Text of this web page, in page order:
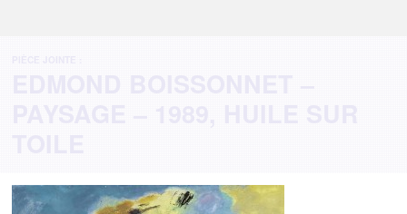
PIÈCE JOINTE :
EDMOND BOISSONNET –
PAYSAGE – 1989, HUILE SUR
TOILE